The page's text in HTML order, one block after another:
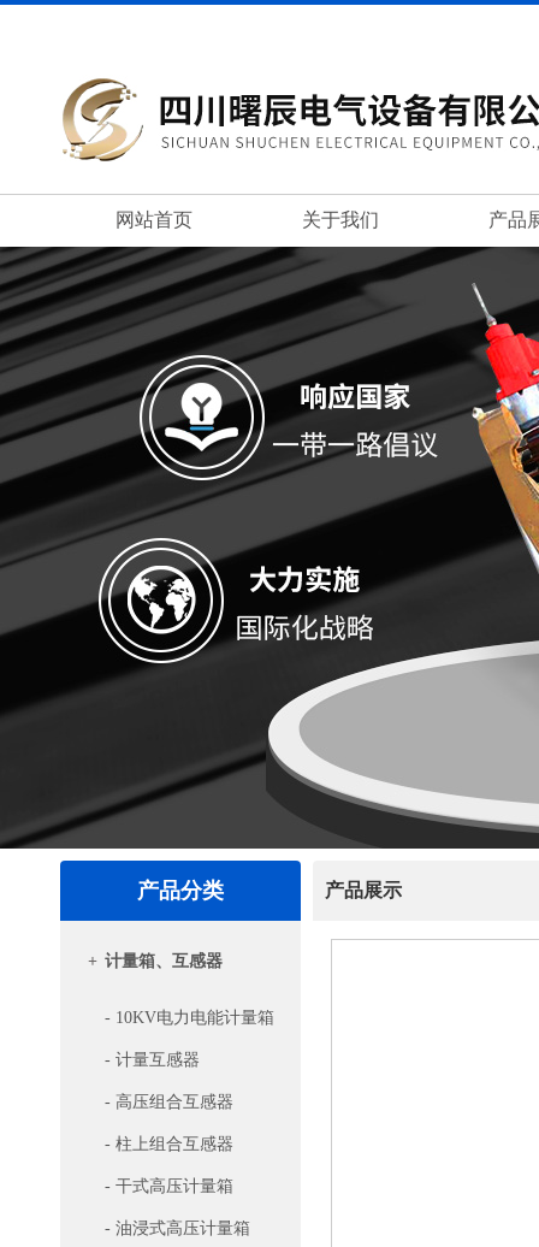
网站首页 关于我们 产品
产品分类
+ 计量箱、互感器
- 10KV电力电能计量箱
- 计量互感器
- 高压组合互感器
- 柱上组合互感器
- 干式高压计量箱
- 油浸式高压计量箱
产品展示